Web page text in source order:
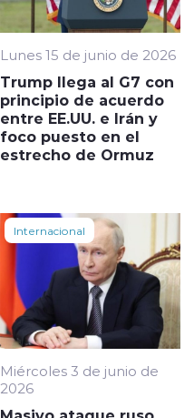
Lunes 15 de junio de 2026
Trump llega al G7 con
principio de acuerdo
entre EE.UU. e Irán y
foco puesto en el
estrecho de Ormuz
Internacional
Miércoles 3 de junio de
2026